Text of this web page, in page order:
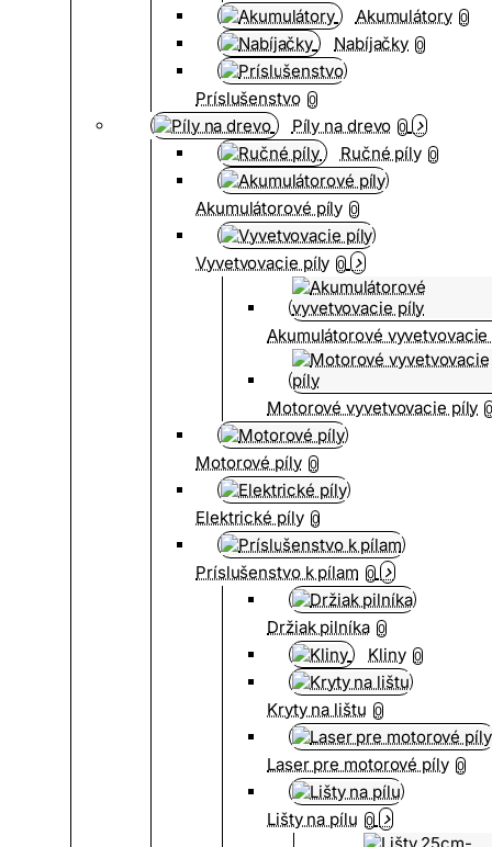
Akumulátory 0
Nabíjačky 0
Príslušenstvo 0
Píly na drevo 0
Ručné píly 0
Akumulátorové píly 0
Vyvetvovacie píly 0
Akumulátorové
Motorové vyvetvovacie píly
Motorové píly 0
Elektrické píly 0
Príslušenstvo k pílam 0
Držiak pilníka 0
Kliny 0
Kryty na lištu 0
Laser pre motorové píly 0
Lišty na pílu 0